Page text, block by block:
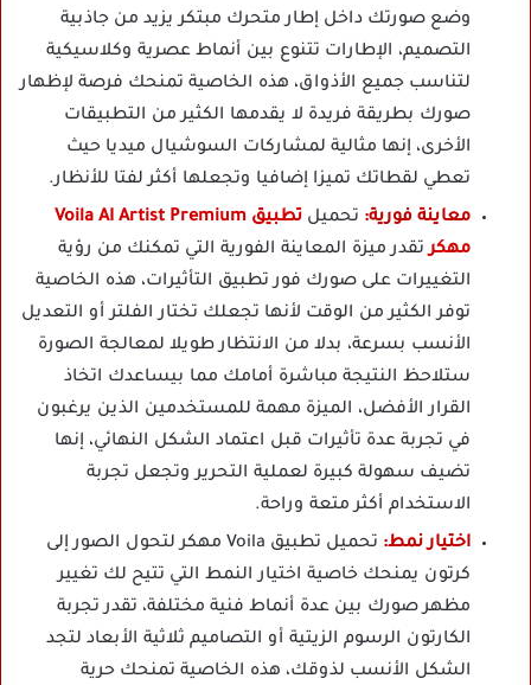
وضع صورتك داخل إطار متحرك مبتكر يزيد من جاذبية
التصميم، الإطارات تتنوع بين أنماط عصرية وكلاسيكية
لتناسب جميع الأذواق، هذه الخاصية تمنحك فرصة لإظهار
صورك بطريقة فريدة لا يقدمها الكثير من التطبيقات
الأخرى، إنها مثالية لمشاركات السوشيال ميديا حيث
تعطي لقطاتك تميزا إضافيا وتجعلها أكثر لفتا للأنظار.
معاينة فورية: تحميل
تطبيق Voila AI Artist Premium
مهكرتقدر ميزة المعاينة الفورية التي تمكنك من رؤية
التغييرات على صورك فور تطبيق التأثيرات، هذه الخاصية
توفر الكثير من الوقت لأنها تجعلك تختار الفلتر أو التعديل
الأنسب بسرعة، بدلا من الانتظار طويلا لمعالجة الصورة
ستلاحظ النتيجة مباشرة أمامك مما بيساعدك اتخاذ
القرار الأفضل، الميزة مهمة للمستخدمين الذين يرغبون
في تجربة عدة تأثيرات قبل اعتماد الشكل النهائي، إنها
تضيف سهولة كبيرة لعملية التحرير وتجعل تجربة
الاستخدام أكثر متعة وراحة.
اختيار نمط:
تحميل تطبيق Voila مهكر لتحول الصور إلى
كرتون يمنحك خاصية اختيار النمط التي تتيح لك تغيير
مظهر صورك بين عدة أنماط فنية مختلفة، تقدر تجربة
الكارتون الرسوم الزيتية أو التصاميم ثلاثية الأبعاد لتجد
الشكل الأنسب لذوقك، هذه الخاصية تمنحك حرية